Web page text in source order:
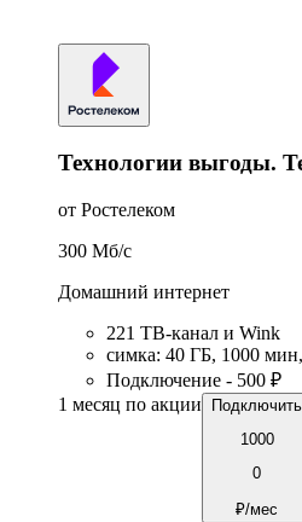
Технологии выгоды.
от Ростелеком
300 Мб/c
Домашний интернет
221 ТB-канал и Wink
симка: 40 ГБ, 1000 мин,
Подключение - 500 ₽
1 месяц по акции
Подключить
1000
0
₽/мес